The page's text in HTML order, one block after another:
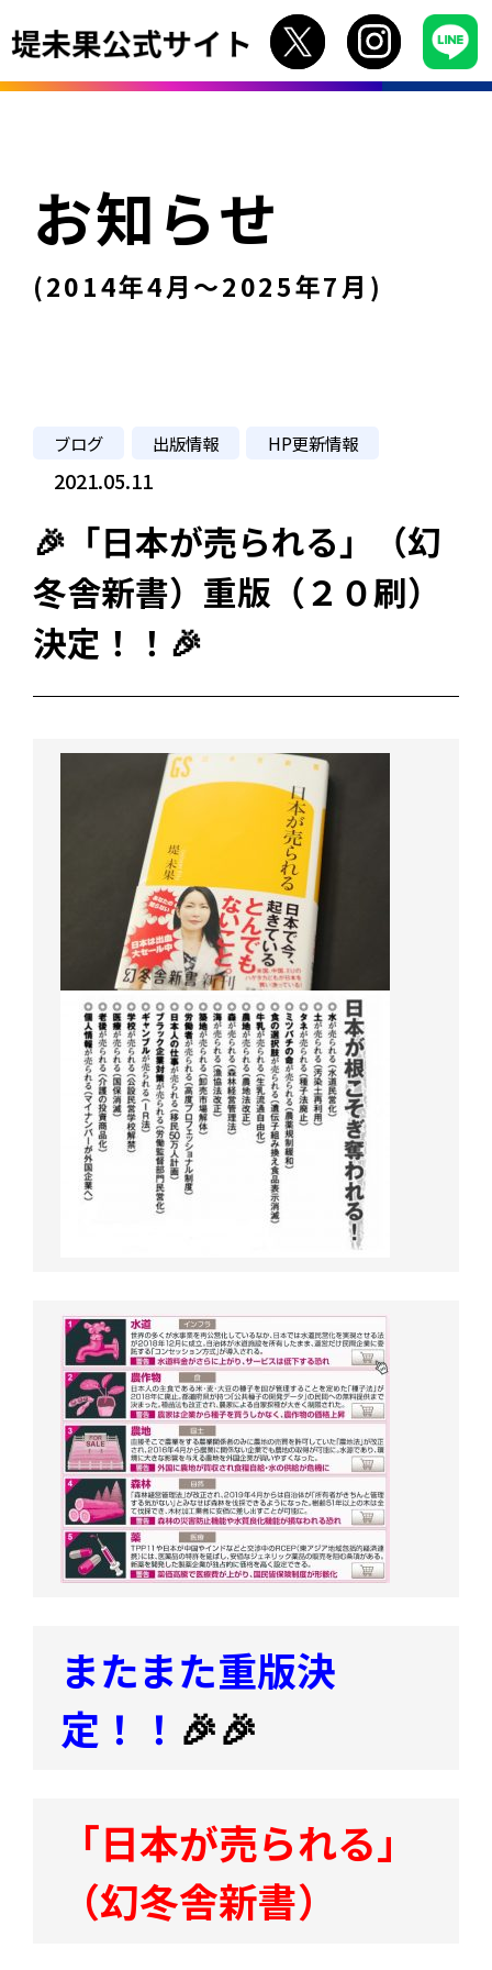
お知らせ
(2014年4月〜2025年7月)
ブログ 出版情報 HP更新情報
2021.05.11
🎉「日本が売られる」（幻
冬舎新書）重版（２０刷）
決定！！🎉
またまた重版決
定！！ 🎉🎉
「日本が売られる」
（幻冬舎新書）